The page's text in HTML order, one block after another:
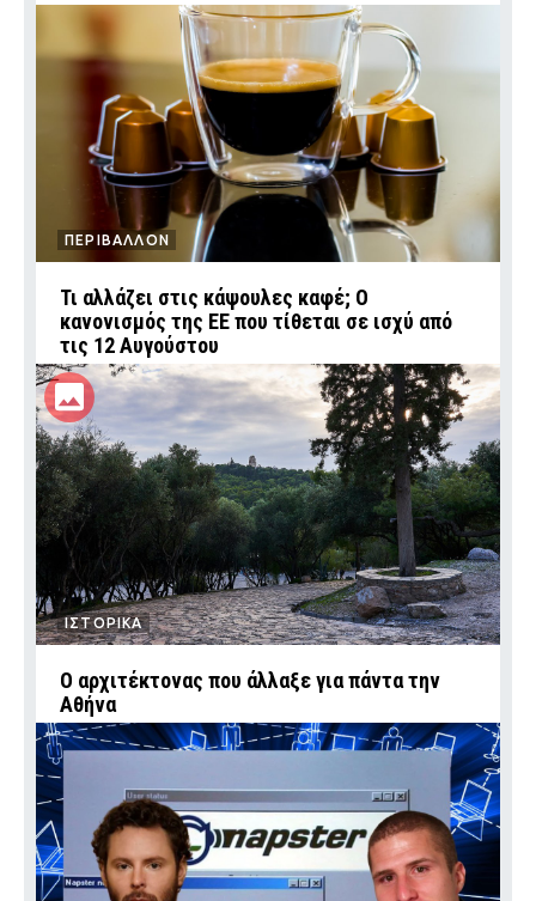
ΠΕΡΙΒΑΛΛΟΝ
Τι αλλάζει στις κάψουλες καφέ; Ο
κανονισμός της ΕΕ που τίθεται σε ισχύ από
τις 12 Αυγούστου
ΙΣΤΟΡΙΚΑ
Ο αρχιτέκτονας που άλλαξε για πάντα την
Αθήνα